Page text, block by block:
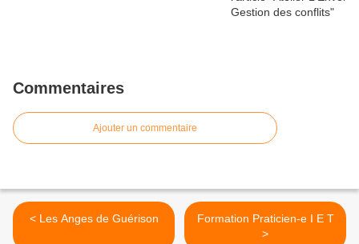
Commentaires
Ajouter un commentaire
< Les Anges de Guérison
Formation Praticien-e I E T
>